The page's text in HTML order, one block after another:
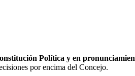
Política y en
por encima del Concejo.